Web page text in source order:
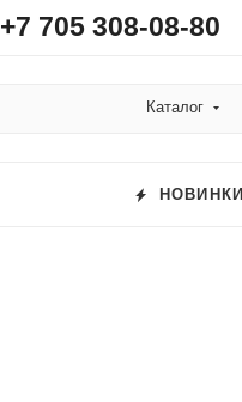
+7 705 308-08-80
Каталог
НОВИНКИ